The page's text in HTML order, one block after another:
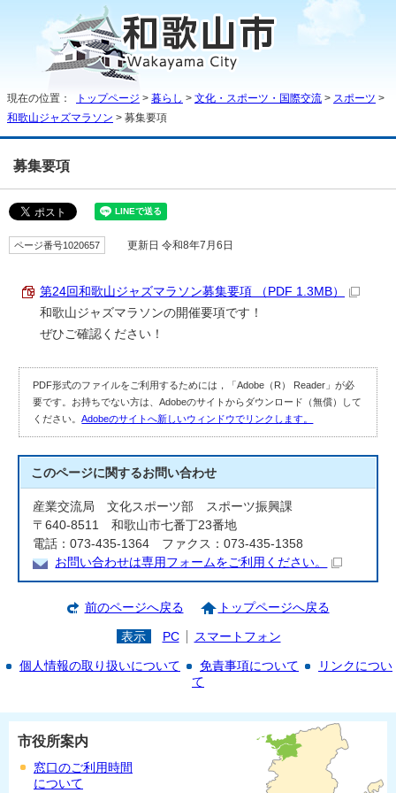
現在の位置： トップページ > 暮らし > 文化・スポーツ・国際交流 > スポーツ >
和歌山ジャズマラソン > 募集要項
募集要項
ページ番号1020657 更新日 令和8年7月6日
第24回和歌山ジャズマラソン募集要項 （PDF 1.3MB）
和歌山ジャズマラソンの開催要項です！
ぜひご確認ください！
PDF形式のファイルをご利用するためには，「Adobe（R） Reader」が必
要です。お持ちでない方は、Adobeのサイトからダウンロード（無償）して
ください。Adobeのサイトへ新しいウィンドウでリンクします。
このページに関するお問い合わせ
産業交流局 文化スポーツ部 スポーツ振興課
〒640-8511 和歌山市七番丁23番地
電話：073-435-1364 ファクス：073-435-1358
お問い合わせは専用フォームをご利用ください。
前のページへ戻る トップページへ戻る
表示 PC スマートフォン
個人情報の取り扱いについて 免責事項について
リンクについ
て
市役所案内
窓口のご利用時間
について